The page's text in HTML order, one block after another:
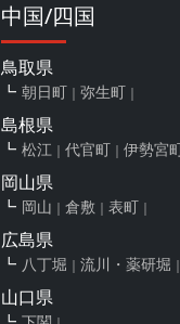
中国/四国
鳥取県
朝日町 弥生町
島根県
松江 代官町 伊勢宮
岡山県
岡山 倉敷 表町
広島県
八丁堀 流川・薬研堀
山口県